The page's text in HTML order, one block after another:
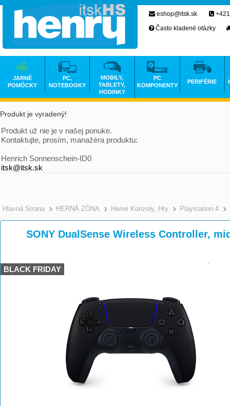
Produkt je vyradený!
Produkt už nie je v našej ponuke.
Kontaktujte, prosím, manažéra produktu:
Henrich Sonnenschein-ID0
itsk@itsk.sk
Hlavná Strana >
HERNÁ ZÓNA >
Herné Konzoly, Hry Playstation 4
SONY DualSense Wireless Controller,
BLACK FRIDAY
eshop@itsk.sk
Často kladené otázky
JARNÉ
POMÔCKY
PC,
NOTEBOOKY
MOBILY,
TABLETY,
HODINKY
PC
KOMPONENTY
PERIFÉRIE